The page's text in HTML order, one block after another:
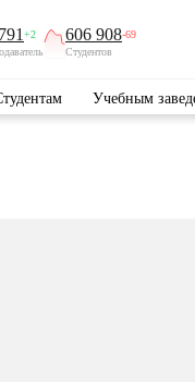
+2
606 908-69
Студентов
Учебным